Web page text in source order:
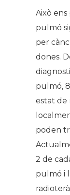
Això
pulmó
per
dones.
pulmó,
estat de
poden
2 de
pulmó i